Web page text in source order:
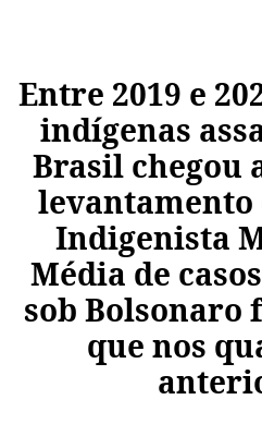
Entre 2019 e
indígenas
Brasil chegou
levantamento
Indigenista
Média de
sob Bolsonaro
que nos